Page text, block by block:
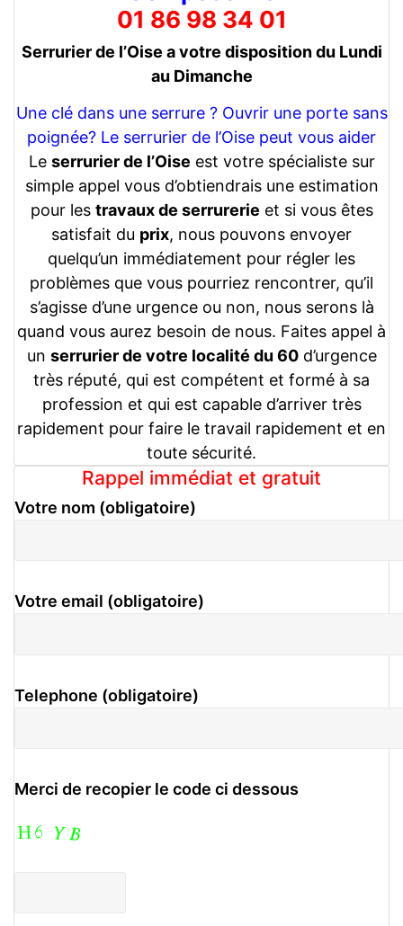
01 86 98 34 01
Serrurier de l’Oise a votre disposition du Lundi
au Dimanche
Une clé dans une serrure ? Ouvrir une porte sans
poignée? Le serrurier de l’Oise peut vous aider
Le serrurier de l’Oise est votre spécialiste sur
simple appel vous d’obtiendrais une estimation
pour les travaux de serrurerie et si vous êtes
satisfait du prix, nous pouvons envoyer
quelqu’un immédiatement pour régler les
problèmes que vous pourriez rencontrer, qu’il
s’agisse d’une urgence ou non, nous serons là
quand vous aurez besoin de nous. Faites appel à
un serrurier de votre localité du 60d’urgence
très réputé, qui est compétent et formé à sa
profession et qui est capable d’arriver très
rapidement pour faire le travail rapidement et en
toute sécurité.
Rappel immédiat et gratuit
Votre nom (obligatoire)
Votre email (obligatoire)
Telephone (obligatoire)
Merci de recopier le code ci dessous